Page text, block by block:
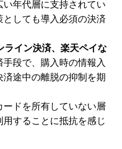
い年代層に支持されてい
としても導入必須の決済
イン決済、楽天ペイな
手段で、購入時の情報入
途中の離脱の抑制を期
ードを所有していない層
することに抵抗を感じ